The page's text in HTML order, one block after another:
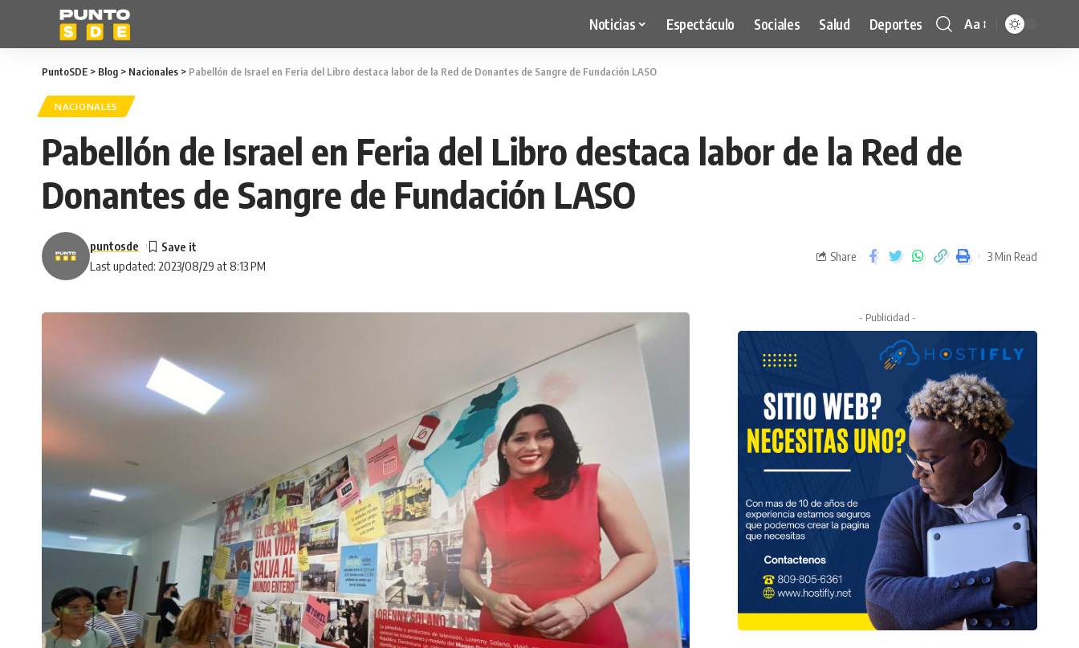
Noticias Espectáculo Sociales Salud Deportes Aa
PuntoSDE > Blog > Nacionales > Pabellón de Israel en Feria del Libro destaca labor de la Red de Donantes de Sangre de Fundación LASO
NACIONALES
Pabellón de Israel en Feria del Libro destaca labor de la Red de
Donantes de Sangre de Fundación LASO
Last updated: 2023/08/29 at 8:13 PM
puntosde
Share 3 Min Read
- Publicidad -